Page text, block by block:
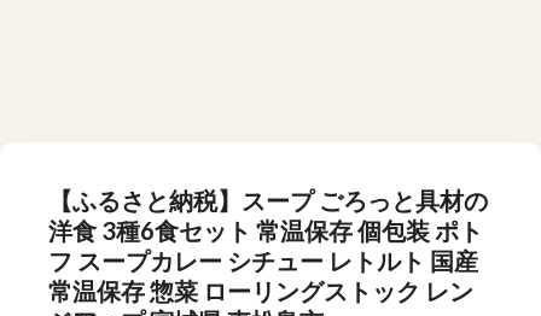
【ふるさと納税】スープ ごろっと具材の
洋食 3種6食セット 常温保存 個包装 ポト
フ スープカレー シチュー レトルト 国産
常温保存 惣菜 ローリングストック レン